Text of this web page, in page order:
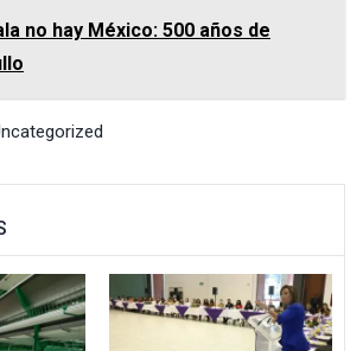
no hay México: 500 años de